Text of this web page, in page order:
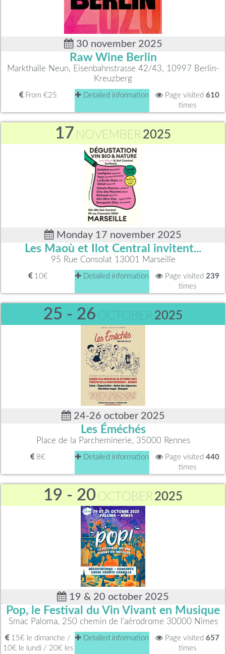
30 november 2025
Raw Wine Berlin
Markthalle Neun, Eisenbahnstrasse 42/43, 10997 Berlin-
Kreuzberg
From €25 Detailed information Page visited 610
times
17 NOVEMBER2025
Monday 17 november 2025
Les Maoù et Ilot Central invitent...
95 Rue Consolat 13001 Marseille
10€ Detailed information Page visited 239
times
25 - 26 OCTOBER2025
24-26 october 2025
Les Éméchés
Place de la Parcheminerie, 35000 Rennes
8€ Detailed information Page visited 440
times
19 - 20OCTOBER2025
19 & 20 october 2025
Pop, le Festival du Vin Vivant en Musique
Smac Paloma, 250 chemin de l'aérodrome 30000 Nîmes
15€ le dimanche /
10€ le lundi / 20€ les
Detailed information Page visited 657
times